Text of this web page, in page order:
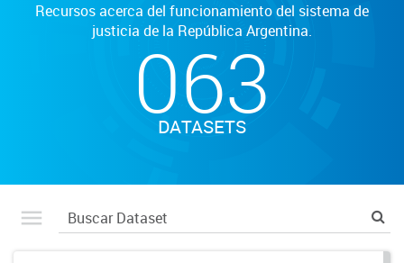
Recursos acerca del funcionamiento del sistema de
justicia de la República Argentina.
063
DATASETS